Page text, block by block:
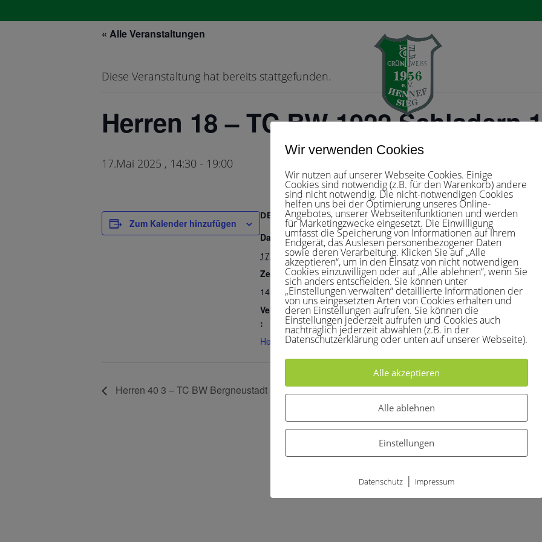
« Alle Veranstaltungen
Diese Veranstaltung hat bereits stattgefunden.
Herren 18 – TC BW 1922 Schladern 1
17.Mai 2025 , 14:30 - 19:00
Zum Kalender hinzufügen
DETAILS
Datum:
17.Mai 2025
Zeit:
14:30 - 19:00
Veranstaltungskategorie
:
Herren 18
Herren 40 3 – TC BW Bergneustadt 1
Wir verwenden Cookies
Wir nutzen auf unserer Webseite Cookies. Einige
Cookies sind notwendig (z.B. für den Warenkorb) andere
sind nicht notwendig. Die nicht-notwendigen Cookies
helfen uns bei der Optimierung unseres Online-
Angebotes, unserer Webseitenfunktionen und werden
für Marketingzwecke eingesetzt. Die Einwilligung
umfasst die Speicherung von Informationen auf Ihrem
Endgerät, das Auslesen personenbezogener Daten
sowie deren Verarbeitung. Klicken Sie auf „Alle
akzeptieren“, um in den Einsatz von nicht notwendigen
Cookies einzuwilligen oder auf „Alle ablehnen“, wenn Sie
sich anders entscheiden. Sie können unter
„Einstellungen verwalten“ detaillierte Informationen der
von uns eingesetzten Arten von Cookies erhalten und
deren Einstellungen aufrufen. Sie können die
Einstellungen jederzeit aufrufen und Cookies auch
nachträglich jederzeit abwählen (z.B. in der
Datenschutzerklärung oder unten auf unserer Webseite).
Alle akzeptieren
Alle ablehnen
Einstellungen
Datenschutz | Impressum